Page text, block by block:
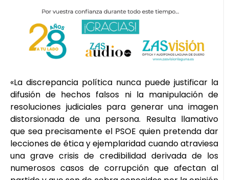
«La discrepancia política nunca puede justificar la
difusión de hechos falsos ni la manipulación de
resoluciones judiciales para generar una imagen
distorsionada de una persona. Resulta llamativo
que sea precisamente el PSOE quien pretenda dar
lecciones de ética y ejemplaridad cuando atraviesa
una grave crisis de credibilidad derivada de los
numerosos casos de corrupción que afectan al